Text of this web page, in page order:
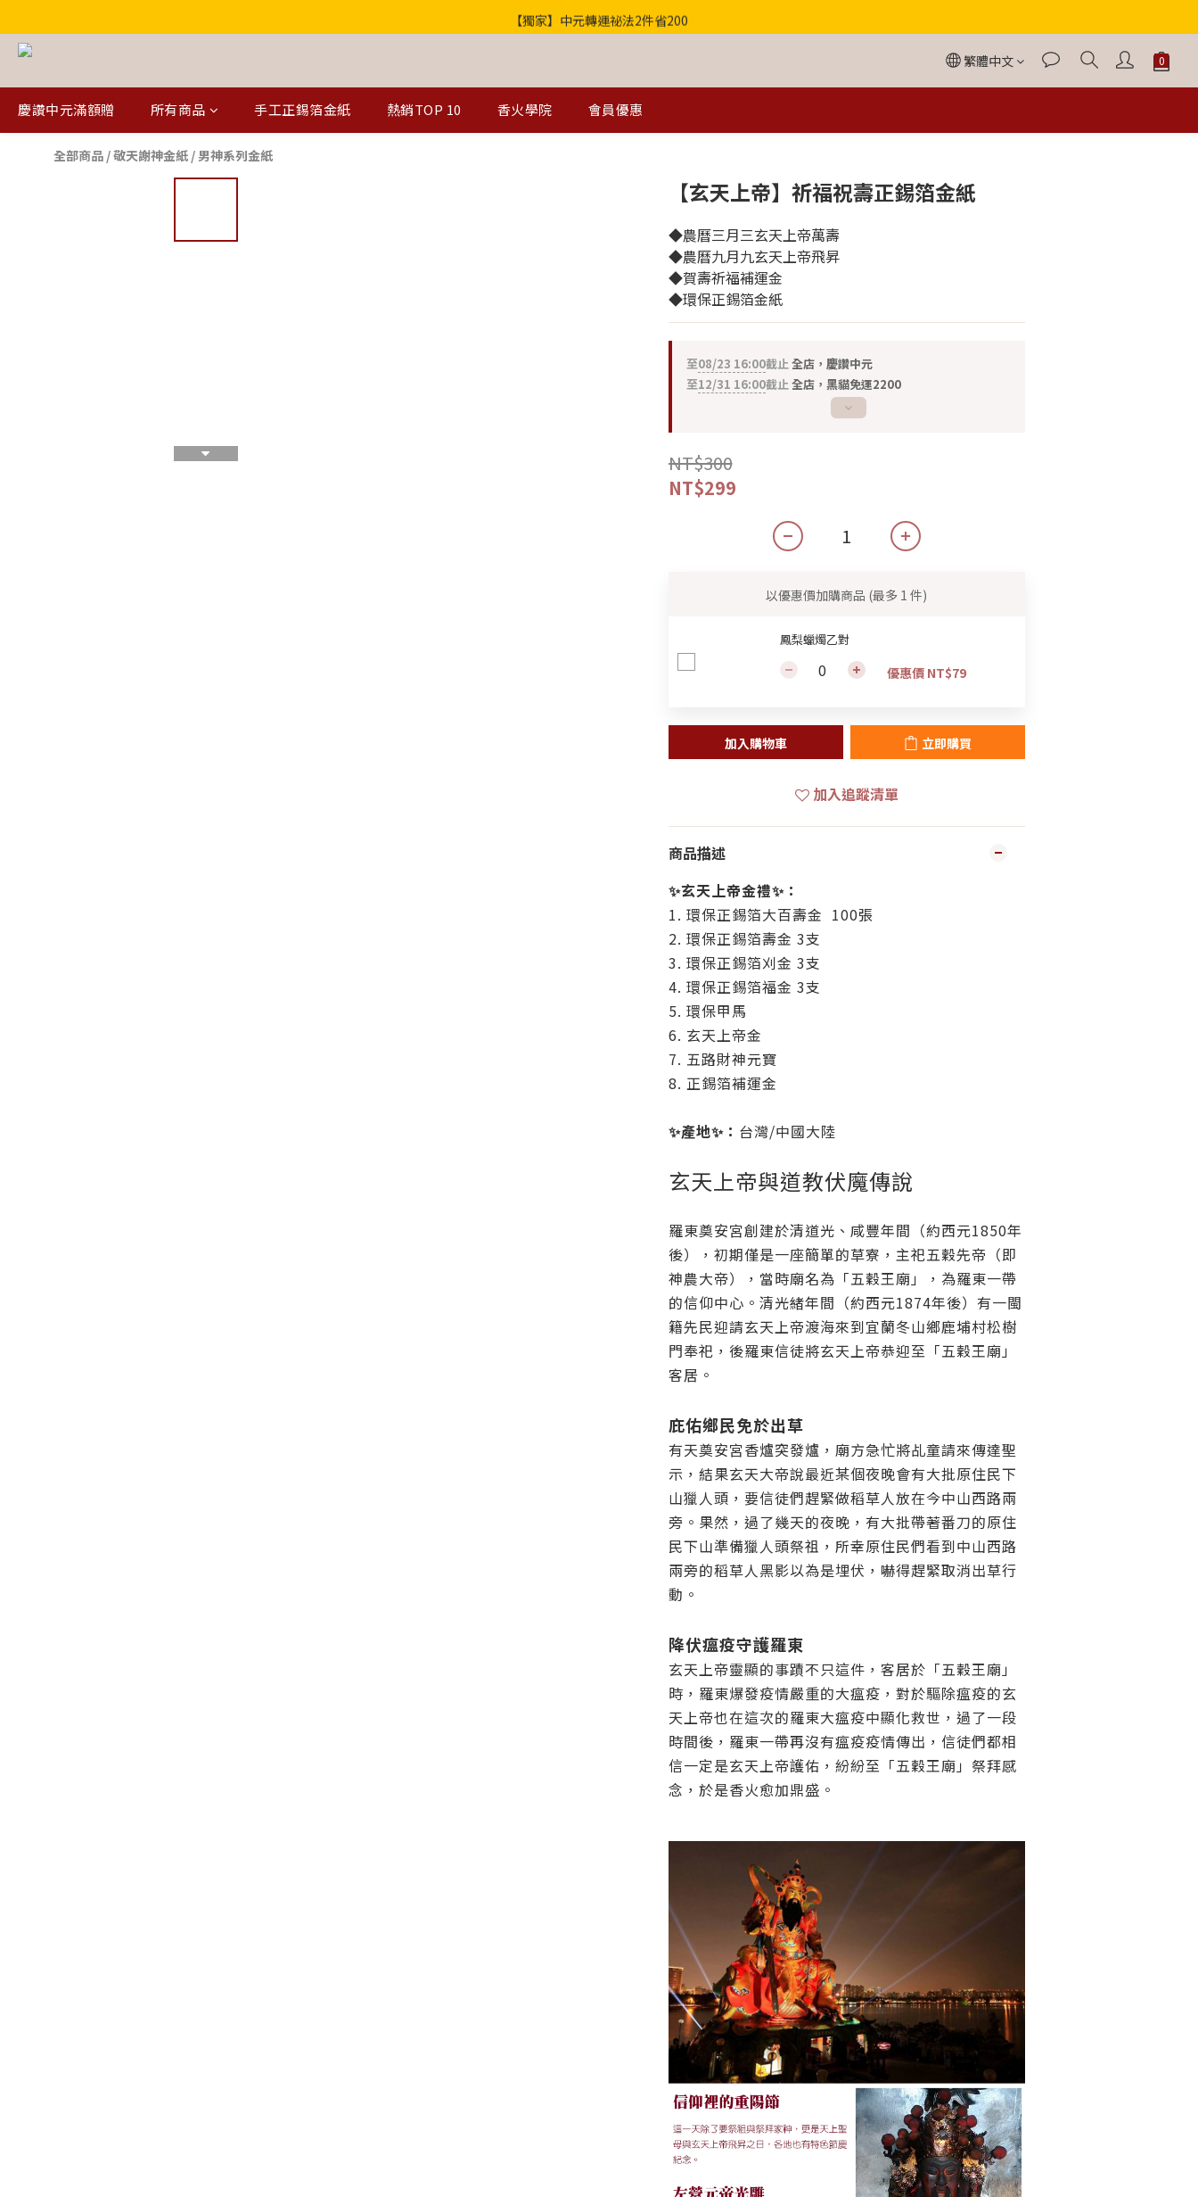
歡迎光臨！全店滿1000免運
【獨家】中元轉運祕法2件省200
繁體中文
慶讚中元滿額贈 所有商品 手工正錫箔金紙 熱銷TOP 10 香火學院 會員優惠
全部商品 /敬天謝神金紙 / 男神系列金紙
【玄天上帝】祈福祝壽正錫箔金紙
◆農曆三月三玄天上帝萬壽
◆農曆九月九玄天上帝飛昇
◆賀壽祈福補運金
◆環保正錫箔金紙
至08/23 16:00截止全店，慶讚中元
至12/31 16:00截止全店，黑貓免運2200
NT$300
NT$299
以優惠價加購商品 (最多 1 件)
鳳梨蠟燭乙對
優惠價 NT$79
加入購物車 立即購買
加入追蹤清單
商品描述
✨玄天上帝金禮✨：
1. 環保正錫箔大百壽金 100張
2. 環保正錫箔壽金 3支
3. 環保正錫箔刈金 3支
4. 環保正錫箔福金 3支
5. 環保甲馬
6. 玄天上帝金
7. 五路財神元寶
8. 正錫箔補運金
✨產地✨： 台灣/中國大陸
玄天上帝與道教伏魔傳說
羅東奠安宮創建於清道光、咸豐年間（約西元1850年
後），初期僅是一座簡單的草寮，主祀五穀先帝（即
神農大帝），當時廟名為「五穀王廟」，為羅東一帶
的信仰中心。清光緒年間（約西元1874年後）有一閩
籍先民迎請玄天上帝渡海來到宜蘭冬山鄉鹿埔村松樹
門奉祀，後羅東信徒將玄天上帝恭迎至「五穀王廟」
客居。
庇佑鄉民免於出草
有天奠安宮香爐突發爐，廟方急忙將乩童請來傳達聖
示，結果玄天大帝說最近某個夜晚會有大批原住民下
山獵人頭，要信徒們趕緊做稻草人放在今中山西路兩
旁。果然，過了幾天的夜晚，有大批帶著番刀的原住
民下山準備獵人頭祭祖，所幸原住民們看到中山西路
兩旁的稻草人黑影以為是埋伏，嚇得趕緊取消出草行
動。
降伏瘟疫守護羅東
玄天上帝靈顯的事蹟不只這件，客居於「五穀王廟」
時，羅東爆發疫情嚴重的大瘟疫，對於驅除瘟疫的玄
天上帝也在這次的羅東大瘟疫中顯化救世，過了一段
時間後，羅東一帶再沒有瘟疫疫情傳出，信徒們都相
信一定是玄天上帝護佑，紛紛至「五穀王廟」祭拜感
念，於是香火愈加鼎盛。